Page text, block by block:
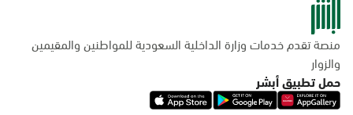
منصة تقدم خدمات وزارة الداخلية السعودية للمواطنين والمقيمين
والزوار
حمل تطبيق أبشر